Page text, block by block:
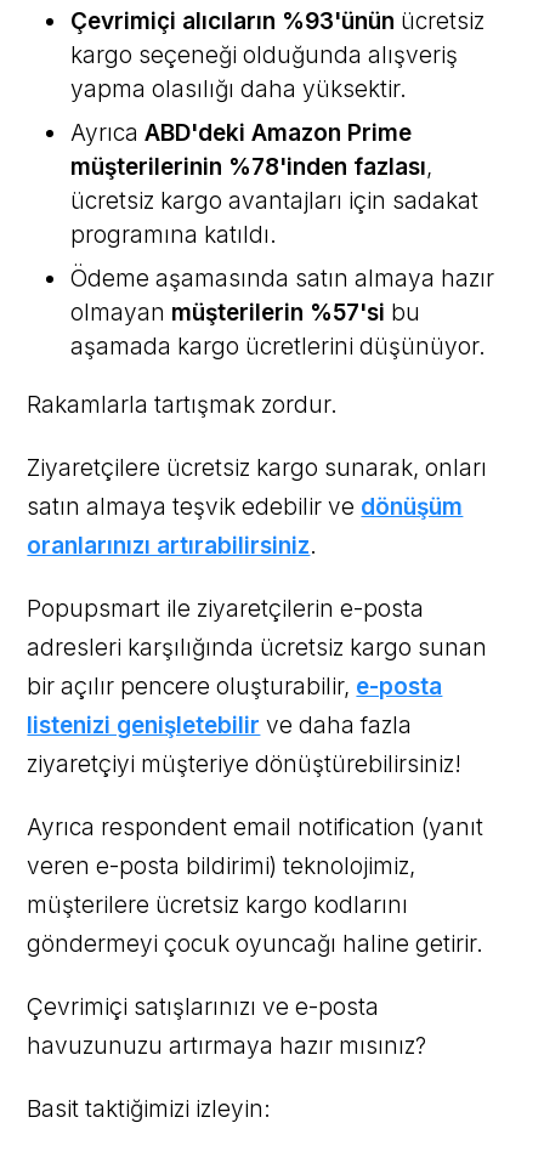
Çevrimiçi alıcıların %93'ünün ücretsiz
kargo seçeneği olduğunda alışveriş
yapma olasılığı daha yüksektir.
AyrıcaABD'deki Amazon Prime
müşterilerinin %78'inden fazlası,
ücretsiz kargo avantajları için sadakat
programına katıldı.
Ödeme aşamasında satın almaya hazır
olmayan müşterilerin %57'si bu
aşamada kargo ücretlerini düşünüyor.
Rakamlarla tartışmak zordur.
Ziyaretçilere ücretsiz kargo sunarak, onları
satın almaya teşvik edebilir ve dönüşüm
oranlarınızı artırabilirsiniz.
Popupsmart ile ziyaretçilerin e-posta
adresleri karşılığında ücretsiz kargo sunan
bir açılır pencere oluşturabilir, e-posta
listenizi genişletebilir ve daha fazla
ziyaretçiyi müşteriye dönüştürebilirsiniz!
Ayrıca respondent email notification (yanıt
veren e-posta bildirimi) teknolojimiz,
müşterilere ücretsiz kargo kodlarını
göndermeyi çocuk oyuncağı haline getirir.
Çevrimiçi satışlarınızı ve e-posta
havuzunuzu artırmaya hazır mısınız?
Basit taktiğimizi izleyin: